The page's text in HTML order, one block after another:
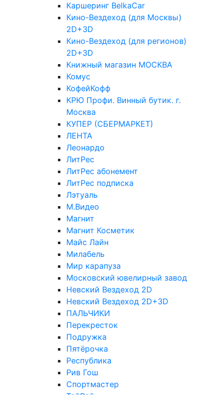
Каршеринг BelkaCar
Кино-Вездеход (для Москвы)
2D+3D
Кино-Вездеход (для регионов)
2D+3D
Книжный магазин МОСКВА
Комус
КофейКофф
КРЮ Профи. Винный бутик. г.
Москва
КУПЕР (СБЕРМАРКЕТ)
ЛЕНТА
Леонардо
ЛитРес
ЛитРес абонемент
ЛитРес подписка
Лэтуаль
М.Видео
Магнит
Магнит Косметик
Майс Лайн
Милабель
Мир карапуза
Московский ювелирный завод
Невский Вездеход 2D
Невский Вездеход 2D+3D
ПАЛЬЧИКИ
Перекресток
Подружка
Пятёрочка
Республика
Рив Гош
Спортмастер